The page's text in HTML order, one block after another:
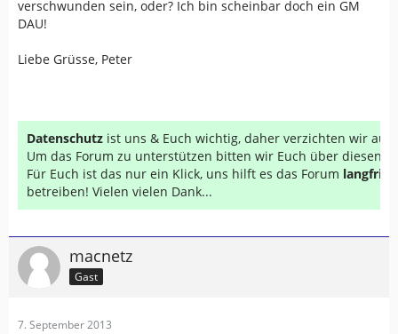
verschwunden sein, oder? Ich bin scheinbar doch ein GM
DAU!
Liebe Grüsse, Peter
Datenschutz ist uns & Euch wichtig, daher verzichten wir auf
Um das Forum zu unterstützen bitten wir Euch über diesen
Für Euch ist das nur ein Klick, uns hilft es das Forum
betreiben! Vielen vielen Dank...
macnetz
Gast
7. September 2013